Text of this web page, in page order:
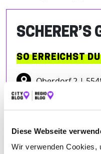
Diese Webseite
Wir verwenden Cookies,
SCHERER’S
SO ERREICHST
Oberdorf 2 |
www.scherers-